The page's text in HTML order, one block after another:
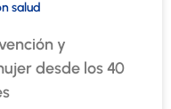
salud
y
desde los 40